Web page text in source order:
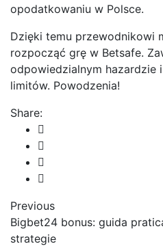
opodatkowaniu w Polsce.
Dzięki temu przewodnikowi
rozpocząć grę w Betsafe.
odpowiedzialnym hazardzie
limitów. Powodzenia!
Share:
Previous
Bigbet24 bonus: guida
strategie